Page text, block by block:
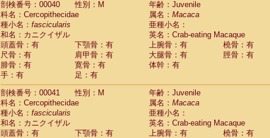
HylobatidaeNomascus concolor(0)
HylobatidaeSymphalangus syndactylus(1)
Hominidae (0)
Hominidae
Hominidae Gorilla gorilla beringei(0)
Hominidae Gorilla gorilla gorilla(0)
Primates misc.(0)
Scandentia Dendrogale melanura
Scandentia Ptilocercus lowii
ScandentiaTupaia glis
Scandentia
Scandentia
剖検番号：00040
性別：M
年齢：Juvenile
科名：Cercopithecidae
属名： Macaca
種小名： fascicularis
亜種小名：
和名：カニクイザル
英名：Crab-eating Macaque
頭蓋骨：有
下顎骨：有 上腕骨：有
橈骨：有
尺骨：有
肩甲骨：有 大腿骨：有
脛骨：有
腓骨：有
寛骨：有
体幹：有
手：有
足：有
剖検番号：00041
性別：M
年齢：Juvenile
科名：Cercopithecidae
属名： Macaca
種小名： fascicularis
亜種小名：
和名：カニクイザル
英名：Crab-eating Macaque
頭蓋骨：有
下顎骨：有 上腕骨：有
橈骨：有